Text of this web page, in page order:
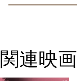
関連映画